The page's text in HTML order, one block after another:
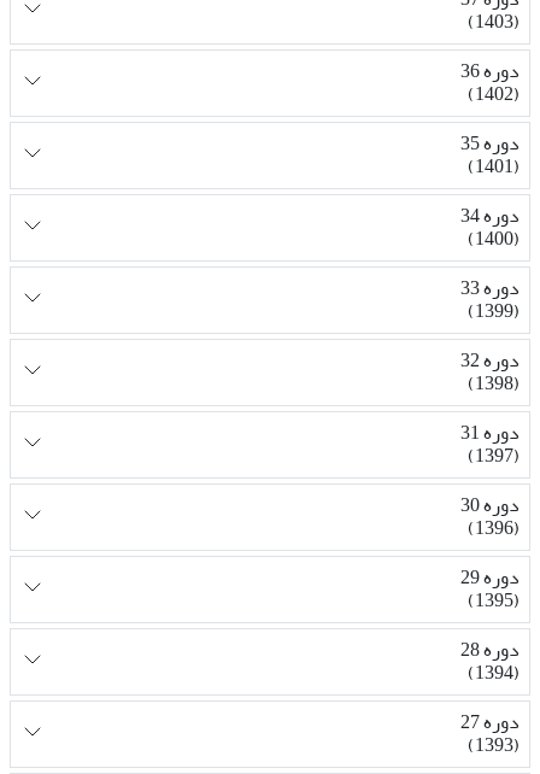
(1403)
دوره 36
(1402)
دوره 35
(1401)
دوره 34
(1400)
دوره 33
(1399)
دوره 32
(1398)
دوره 31
(1397)
دوره 30
(1396)
دوره 29
(1395)
دوره 28
(1394)
دوره 27
(1393)